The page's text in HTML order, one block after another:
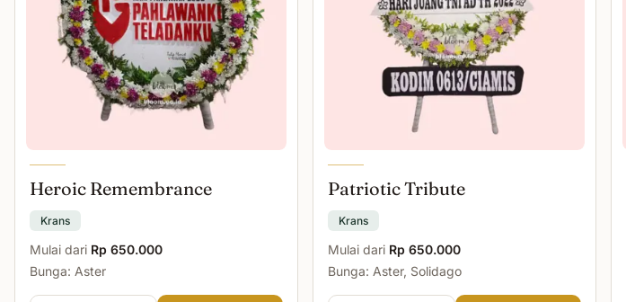
Heroic Remembrance
Krans
Mulai dari Rp 650.000
Bunga: Aster
Patriotic Tribute
Krans
Mulai dari Rp 650.000
Bunga: Aster, Solidago